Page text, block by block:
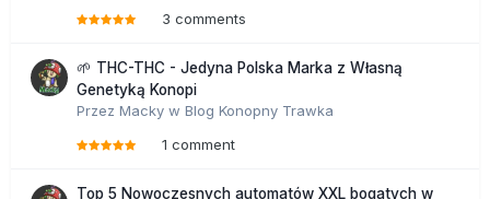
3 comments
🌱 THC-THC - Jedyna Polska Marka z Własną
Genetyką Konopi
Przez Macky w Blog Konopny Trawka
1 comment
Top 5 Nowoczesnych automatów XXL bogatych w